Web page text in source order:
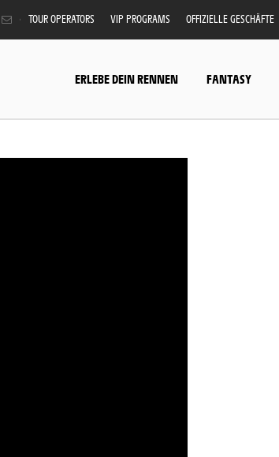
TOUR OPERATORS VIP PROGRAMS OFFIZIELLE GESCHÄFTE
ERLEBE DEIN RENNEN FANTASY